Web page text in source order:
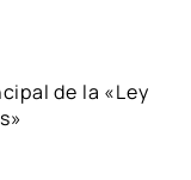
de la «Ley